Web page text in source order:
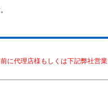
に代理店様もしくは下記弊社営業